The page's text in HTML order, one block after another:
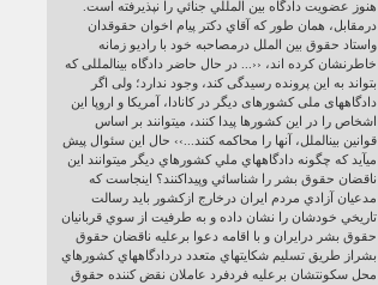
هنوز عضويت دادگاه بين المللي جنائي را نپذيرفته است.
درمقابل، همان طور كه آقاي دكتر پيام اخوان حقوقدان
واستاد حقوق بين الملل درمصاحبه خود با راديو زمانه
خاطرنشان كرده اند، ‹‹... در حال حاضر دادگاه بين‏المللی که
بتواند به اين پرونده رسيدگی کند، وجود ندارد؛ ولی اگر
دادگاه‏های ملی کشورهای ديگر در کانادا، آمريکا و اروپا اين
اشخاص را در اين کشورها ‏پيدا کنند، می‏توانند بر اساس
قوانين بين‏الملل، آنها را محاکمه کنند...›› حال اين سئوال پيش
ميآيد كه چگونه دادگاههاي ملي كشورهاي ديگر ميتوانند اين
ناقضان حقوق بشر را شناسائي وپيداكنند؟ اينجاست كه
مدعيان آزادي مردم ايران درخارج ازكشور بايد رسالت
تاريخي خودشان را نشان داده و به طرفيت از سوي قربانيان
حقوق بشر درايران و با اقامه دعوا برعليه ناقضان حقوق
بشراز طريق تسليم شكايتهاي متعدد دردادگاههاي كشورهاي
محل سكونتشان برعليه فردفرد عاملان نقض كننده حقوق